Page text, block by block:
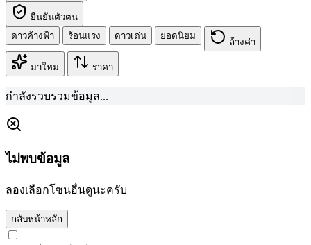
ยืนยันตัวตน
ดาวค้างฟ้า
ร้อนแรง ดาวเด่น ยอดนิยม
ล้างค่า
มาใหม่ ราคา
กำลังรวบรวมข้อมูล...
ไม่พบข้อมูล
ลองเลือกโซนอื่นดูนะครับ
กลับหน้าหลัก